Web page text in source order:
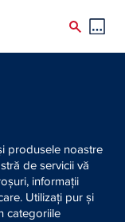
produsele noastre
de servicii vă
informații
Utilizați pur și
categoriile